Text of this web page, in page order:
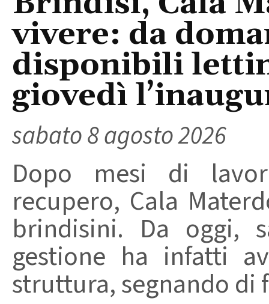
vivere: da
disponibili
giovedì
sabato 8 agosto 2026
Dopo mesi di
recupero, Cala
brindisini. Da oggi,
gestione ha infatti
struttura, segnando di